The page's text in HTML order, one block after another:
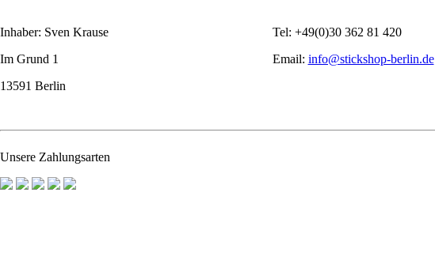
Inhaber: Sven Krause
Im Grund 1
13591 Berlin
Tel: +49(0)30 362 81 420
Email: info@stickshop-berlin.de
Unsere Zahlungsarten